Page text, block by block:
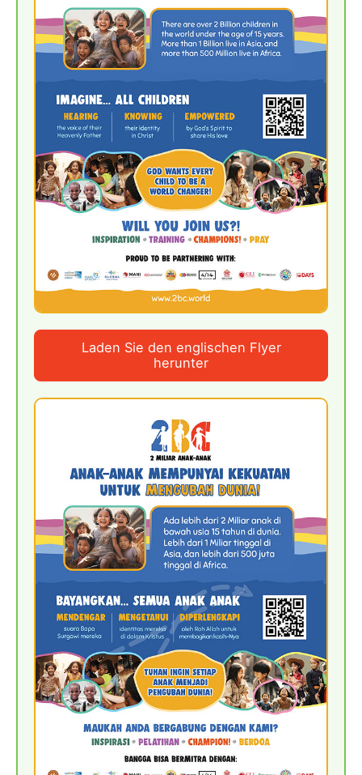
Laden Sie den englischen Flyer
herunter